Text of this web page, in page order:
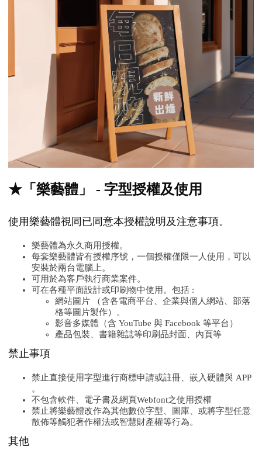
★「樂藝體」 - 字型授權及使用
使用樂藝體視同已同意本授權說明及注意事項。
樂藝體為永久商用授權。
每套樂藝體皆有授權序號，一個授權僅限一人使用，可以
安裝於兩台電腦上。
可用於為客戶執行商業案件。
可在各種平面設計或印刷物中使用。包括 :
網站圖片 （含各電商平台、企業與個人網站、部落
格等圖片製作）。
影音多媒體（含 YouTube 與 Facebook 等平台）
產品包裝、書籍雜誌等印刷品封面、內頁等
禁止事項
禁止直接使用字型進行商標申請或註冊、嵌入硬體與 APP
。
不包含軟件、電子書及網頁Webfont之使用授權
禁止將樂藝體改作為其他數位字型、圖庫、或將字型任意
散佈等觸犯著作權法或智慧財產權等行為。
其他